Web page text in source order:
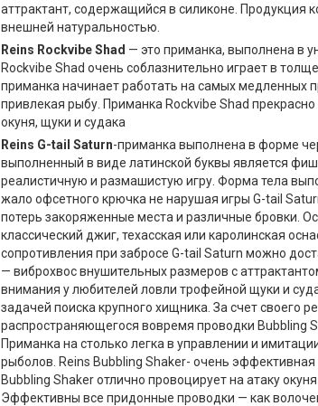
аттрактант, содержащийся в силиконе. Продукция
внешней натуральностью.
Reins Rockvibe Shad — это приманка, выполнена в
Rockvibe Shad очень соблазнительно играет в
приманка начинает работать на самых медленных
привлекая рыбу. Приманка Rockvibe Shad
окуня, щуки и судака
Reins G-tail Saturn-приманка выполнена в форме
выполненный в виде латинской буквы является
реалистичную и размашистую игру. Форма тела
жало офсетного крючка не нарушая игры G-tail
потерь закоряженные места и различные бровки.
классический джиг, техасская или каролинская
сопротивления при забросе G-tail Saturn можно
— виброхвос внушительных размеров с
внимания у любителей ловли трофейной щуки и
задачей поиска крупного хищника. За счет своего
распространяющегося вовремя проводки Bubbling
Приманка на столько легка в управлении и
рыболов. Reins Bubbling Shaker- очень
Bubbling Shaker отлично провоцирует на атаку
Эффективны все придонные проводки — как